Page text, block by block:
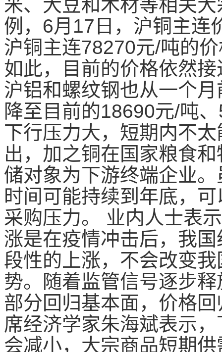
米、大豆和木材等相关
例，6月17日，沪铜主连
沪铜主连78270元/吨的
如此，目前的价格依然
沪铝和螺纹钢也从一个
降至目前的18690元/吨
下行压力大，短期内不
出，加之铜在国家粮食
储对象为下游终端企业
时间可能持续到年底，
采购压力。 业内人士表
涨是在疫情冲击后，我
段性的上涨，不会改变
势。随着监管信号逐步
部分回归基本面，价格
席经济学家朱海斌表示
会减小，大宗商品短期